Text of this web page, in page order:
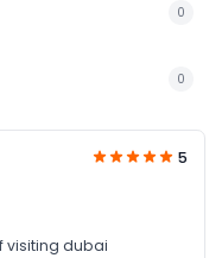
0
0
5
visiting dubai